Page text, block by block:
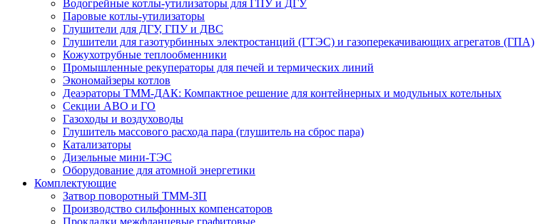
Водогрейные котлы-утилизаторы для ГПУ и ДГУ
Паровые котлы-утилизаторы
Глушители для ДГУ, ГПУ и ДВС
Глушители для газотурбинных электростанций (ГТЭС) и газоперекачивающих агрегатов (ГПА)
Кожухотрубные теплообменники
Промышленные рекуператоры для печей и термических линий
Экономайзеры котлов
Деаэраторы ТММ-ДАК: Компактное решение для контейнерных и модульных котельных
Секции АВО и ГО
Газоходы и воздуховоды
Глушитель массового расхода пара (глушитель на сброс пара)
Катализаторы
Дизельные мини-ТЭС
Оборудование для атомной энергетики
Комплектующие
Затвор поворотный ТММ-ЗП
Производство сильфонных компенсаторов
Прокладки межфланцевые графитовые